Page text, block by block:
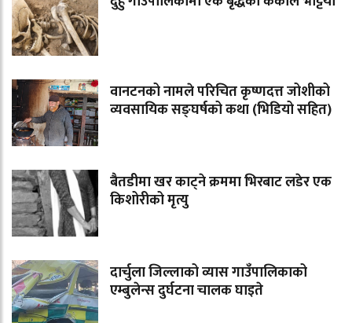
वानटनको नामले परिचित कृष्णदत्त जोशीको
व्यवसायिक सङ्घर्षको कथा (भिडियो सहित)
बैतडीमा खर काट्ने क्रममा भिरबाट लडेर एक
किशोरीको मृत्यु
दार्चुला जिल्लाको व्यास गाउँपालिकाको
एम्बुलेन्स दुर्घटना चालक घाइते